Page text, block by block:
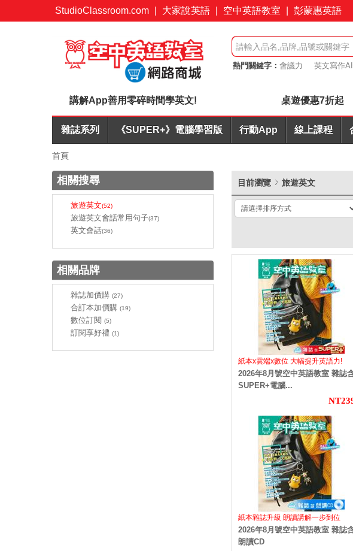
StudioClassroom.com 大家說英語 空中英語教室 彭蒙惠英語
熱門關鍵字： 會議力 英文寫作
講解App善用零碎時間學英文! 桌遊優惠7折起
雜誌系列 《SUPER+》電腦學習版 行動App 線上課程
首頁
相關搜尋
旅遊英文(52)
旅遊英文會話常用句子(37)
英文會話(36)
相關品牌
雜誌加價購 (27)
合訂本加價購 (19)
數位訂閱 (5)
訂閱享好禮 (1)
目前瀏覽 旅遊英文
紙本x雲端x數位 大幅提升英語力!
2026年8月號空中英語教室 雜誌
SUPER+電腦...
紙本雜誌升級 朗讀講解一步到位
2026年8月號空中英語教室 雜誌
朗讀CD